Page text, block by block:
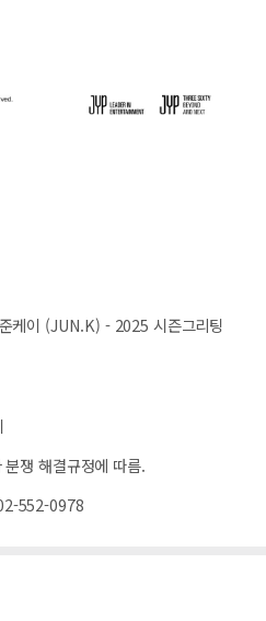
케이 (JUN.K) - 2025 시즌그리팅
쟁 해결규정에 따름.
552-0978